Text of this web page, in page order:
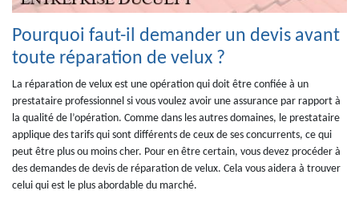
Pourquoi faut-il demander un devis avant
toute réparation de velux ?
La réparation de velux est une opération qui doit être confiée à un
prestataire professionnel si vous voulez avoir une assurance par rapport à
la qualité de l’opération. Comme dans les autres domaines, le prestataire
applique des tarifs qui sont différents de ceux de ses concurrents, ce qui
peut être plus ou moins cher. Pour en être certain, vous devez procéder à
des demandes de devis de réparation de velux. Cela vous aidera à trouver
celui qui est le plus abordable du marché.